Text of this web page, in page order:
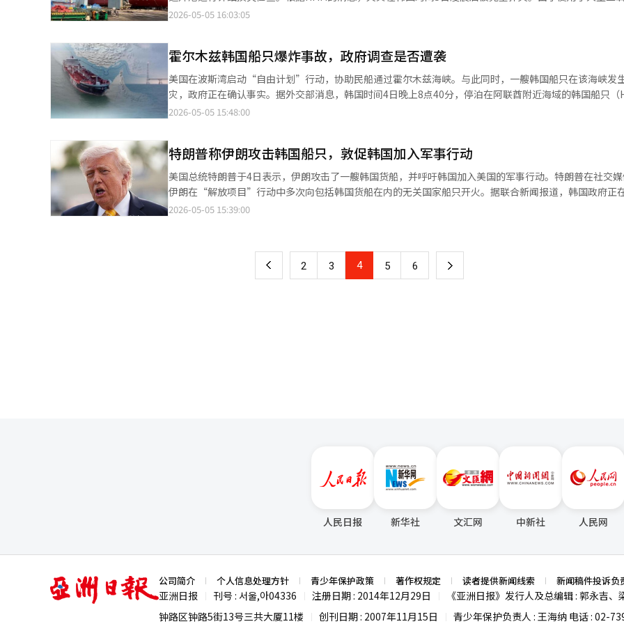
单一。一方面是韩美同盟的最高安全利益，另一方面是中东关系和能源供应的经济利益。两者同样重要，
突。因此，国益是优先级的问题。韩国的选择标准应明确。首先，保护国民生命和财产是首要任务。其次，
也需冷静分析。特朗普总统强调盟国的军事贡献，施压韩国。然而，同盟不是自动动员，需基于共同利益和
国有权自主决定参与与否，判断标准应是韩国的国益。多边合作不可排除。现实中，霍尔木兹海峡的海上安
主导的多边结构中运作。重要的是区分“独立性”和“合作性”。参与与否由韩国自主决定，若参与则可
架。决策需自主，执行需现实，需双重结构。外交角色也需冷静认识。韩国在美伊之间成为完全中立的调解
困难，但可作为缓冲者，贡献于缓和紧张。作为共享能源利益的国家，寻找管理而非扩大冲突的外交空间是
有深厚经济利益，单一选择是危险的。因此，当前需要明确的是：现场快速应对，战略上谨慎判断，国益按
构化。在美国施压、国际局势紧张、国内舆论动荡的情况下，判断标准需更加冷静。霍尔木兹海峡的紧张局
短期内解决。此次选择不仅是一次性事件，更可能成为未来韩国外交标准的试金石。不是感情而是计算，不
是结构，不是压力而是原则。这是韩国现在应坚持的选择方式。※ 本报道经人工智能（AI）系统翻译与编
火，预计将于今日下午进入机舱确认具体损失，并向韩国政府和总部报告。HMM NAMU号是HMM运营的巴
亡。船只将被拖至迪拜港。火灾原因尚未查明。美国前总统特朗普在其社交媒体Truth Social上发文称，
放项目”相关船只移动过程中，多次向包括韩国货轮在内的无关国家船只开火，暗示伊朗可能是事故幕后
2026-05-05 16:03:05
霍尔木兹韩国船只爆炸事故，政府调查是否遭袭
美国在波斯湾启动“自由计划”行动，协助民船通过霍尔木兹海峡。与此同时，一艘韩国船只在该海峡发
灾，政府正在确认事实。据外交部消息，韩国时间4日晚上8点40分，停泊在阿联酋附近海域的韩国船只（
NAMU，巴拿马籍）发生爆炸并起火。船上有6名韩国船员和18名外籍船员，目前无人受伤。外交部表示，
伊紧张局势加剧，有观点认为韩国船只可能遭到攻击，但政府尚未确认。海洋水产部称，目前在霍尔木兹海
国船只共有26艘，包括9艘油轮和汽车运输船。韩国籍船员123人，外籍船员37人，共160人滞留在海峡内
月，由于伊朗封锁霍尔木兹海峡，这些船只无法离开。※ 本报道经人工智能（AI）系统翻译与编辑。
2026-05-05 15:48:00
特朗普称伊朗攻击韩国船只，敦促韩国加入军事行动
美国总统特朗普于4日表示，伊朗攻击了一艘韩国货船，并呼吁韩国加入美国的军事行动。特朗普在社交媒
伊朗在“解放项目”行动中多次向包括韩国货船在内的无关国家船只开火。据联合新闻报道，韩国政府正
韩国HMM船只在霍尔木兹海峡发生爆炸的原因。特朗普暗示伊朗是幕后黑手，但伊朗尚未发表官方声明。
只。如果韩国船只受损确实是伊朗攻击所致，韩国政府将面临保护本国船只和参与美国军事行动的复杂决策
2026-05-05 15:39:00
上 2 3 4 5 6 下
人民日报 新华社 文汇网 中新社 人民网
亚
洲
日
公司简介 个人信息处理方针 青少年保护政策 著作权规定 读者提供新闻线索 新闻稿件投诉负
亚洲日报 刊号 : 서울,아04336 注册日期 : 2014年12月29日 《亚洲日报》发行人及总编辑 : 郭永吉、
钟路区钟路5街13号三共大厦11楼
创刊日期 : 2007年11月15日 青少年保护负责人 : 王海纳 电话 : 02-